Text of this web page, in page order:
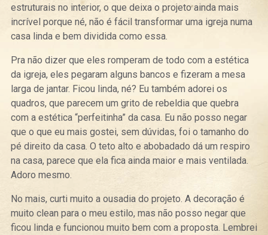
estruturais no interior, o que deixa o projeto ainda mais
incrível porque né, não é fácil transformar uma igreja numa
casa linda e bem dividida como essa.
Pra não dizer que eles romperam de todo com a estética
da igreja, eles pegaram alguns bancos e fizeram a mesa
larga de jantar. Ficou linda, né? Eu também adorei os
quadros, que parecem um grito de rebeldia que quebra
com a estética “perfeitinha” da casa. Eu não posso negar
que o que eu mais gostei, sem dúvidas, foi o tamanho do
pé direito da casa. O teto alto e abobadado dá um respiro
na casa, parece que ela fica ainda maior e mais ventilada.
Adoro mesmo.
No mais, curti muito a ousadia do projeto. A decoração é
muito clean para o meu estilo, mas não posso negar que
ficou linda e funcionou muito bem com a proposta. Lembrei